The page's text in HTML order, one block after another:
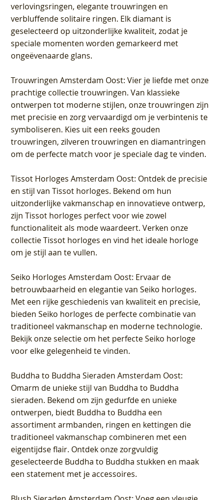
verlovingsringen, elegante trouwringen en
verbluffende solitaire ringen. Elk diamant is
geselecteerd op uitzonderlijke kwaliteit, zodat je
speciale momenten worden gemarkeerd met
ongeëvenaarde glans.
Trouwringen Amsterdam Oost: Vier je liefde met onze
prachtige collectie trouwringen. Van klassieke
ontwerpen tot moderne stijlen, onze trouwringen zijn
met precisie en zorg vervaardigd om je verbintenis te
symboliseren. Kies uit een reeks gouden
trouwringen, zilveren trouwringen en diamantringen
om de perfecte match voor je speciale dag te vinden.
Tissot Horloges Amsterdam Oost: Ontdek de precisie
en stijl van Tissot horloges. Bekend om hun
uitzonderlijke vakmanschap en innovatieve ontwerp,
zijn Tissot horloges perfect voor wie zowel
functionaliteit als mode waardeert. Verken onze
collectie Tissot horloges en vind het ideale horloge
om je stijl aan te vullen.
Seiko Horloges Amsterdam Oost: Ervaar de
betrouwbaarheid en elegantie van Seiko horloges.
Met een rijke geschiedenis van kwaliteit en precisie,
bieden Seiko horloges de perfecte combinatie van
traditioneel vakmanschap en moderne technologie.
Bekijk onze selectie om het perfecte Seiko horloge
voor elke gelegenheid te vinden.
Buddha to Buddha Sieraden Amsterdam Oost:
Omarm de unieke stijl van Buddha to Buddha
sieraden. Bekend om zijn gedurfde en unieke
ontwerpen, biedt Buddha to Buddha een
assortiment armbanden, ringen en kettingen die
traditioneel vakmanschap combineren met een
eigentijdse flair. Ontdek onze zorgvuldig
geselecteerde Buddha to Buddha stukken en maak
een statement met je accessoires.